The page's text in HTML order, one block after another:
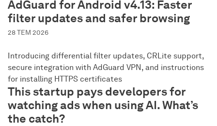
AdGuard for Android v4.13: Faster
filter updates and safer browsing
28 TEM 2026
Introducing differential filter updates, CRLite support,
secure integration with AdGuard VPN, and instructions
for installing HTTPS certificates
This startup pays developers for
watching ads when using AI. What’s
the catch?